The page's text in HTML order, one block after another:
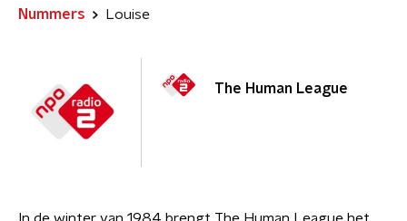
Nummers Louise
The Human League